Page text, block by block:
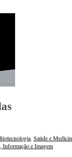
, Saúde e
Informação e Imagem